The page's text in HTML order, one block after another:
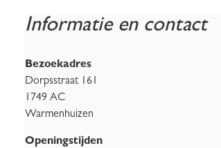
Informatie en contact
Bezoekadres
Dorpsstraat 161
1749 AC
Warmenhuizen
Openingstijden